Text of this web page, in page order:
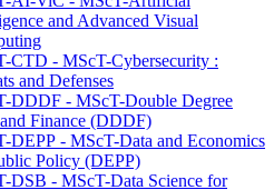
and Advanced Visual
CTD - MScT-Cybersecurity :
and Defenses
DDDF - MScT-Double Degree
Finance (DDDF)
DEPP - MScT-Data and Economics
Policy (DEPP)
DSB - MScT-Data Science for